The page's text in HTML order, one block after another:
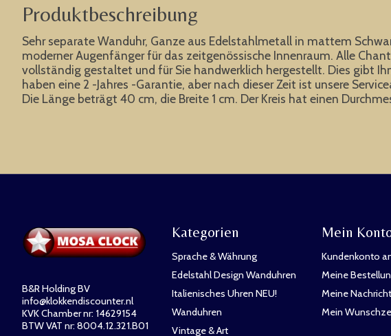
Produktbeschreibung
Sehr separate Wanduhr, Ganze aus Edelstahlmetall in mattem
moderner Augenfänger für das zeitgenössische Innenraum. Alle
vollständig gestaltet und für Sie handwerklich hergestellt. Dies gibt
haben eine 2 -Jahres -Garantie, aber nach dieser Zeit ist unsere
Die Länge beträgt 40 cm, die Breite 1 cm. Der Kreis hat einen
B&R Holding BV
info@klokkendiscounter.nl
KVK Chamber nr: 14629154
BTW VAT nr: 8004.12.321.B01
Kategorien
Sprache & Währung
Edelstahl Design Wanduhren
Italienisches Uhren NEU!
Wanduhren
Vintage & Art
Mein
Kundenkonto
Meine
Meine
Mein